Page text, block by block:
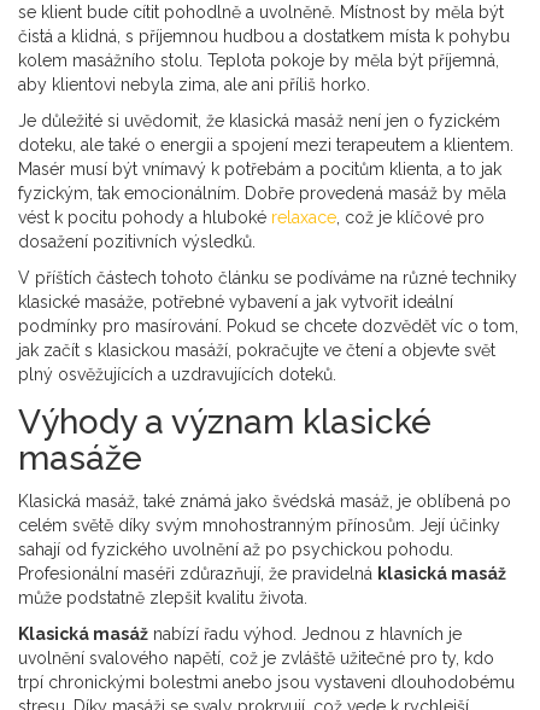
se klient bude cítit pohodlně a uvolněně. Místnost by měla být
čistá a klidná, s příjemnou hudbou a dostatkem místa k pohybu
kolem masážního stolu. Teplota pokoje by měla být příjemná,
aby klientovi nebyla zima, ale ani příliš horko.
Je důležité si uvědomit, že klasická masáž není jen o fyzickém
doteku, ale také o energii a spojení mezi terapeutem a klientem.
Masér musí být vnímavý k potřebám a pocitům klienta, a to jak
fyzickým, tak emocionálním. Dobře provedená masáž by měla
vést k pocitu pohody a hluboké relaxace , což je klíčové pro
dosažení pozitivních výsledků.
V příštích částech tohoto článku se podíváme na různé techniky
klasické masáže, potřebné vybavení a jak vytvořit ideální
podmínky pro masírování. Pokud se chcete dozvědět víc o tom,
jak začít s klasickou masáží, pokračujte ve čtení a objevte svět
plný osvěžujících a uzdravujících doteků.
Výhody a význam klasické
masáže
Klasická masáž, také známá jako švédská masáž, je oblíbená po
celém světě díky svým mnohostranným přínosům. Její účinky
sahají od fyzického uvolnění až po psychickou pohodu.
Profesionální maséři zdůrazňují, že pravidelná klasická masáž
může podstatně zlepšit kvalitu života.
Klasická masáž nabízí řadu výhod. Jednou z hlavních je
uvolnění svalového napětí, což je zvláště užitečné pro ty, kdo
trpí chronickými bolestmi anebo jsou vystaveni dlouhodobému